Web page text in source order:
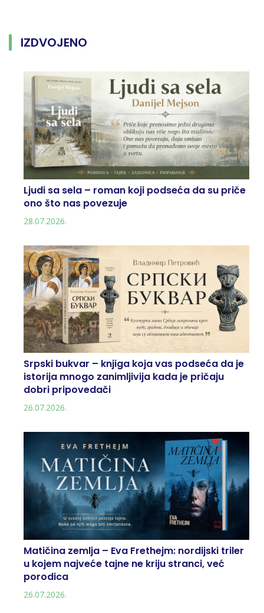
IZDVOJENO
Ljudi sa sela – roman koji podseća da su priče
ono što nas povezuje
28.07.2026.
Srpski bukvar – knjiga koja vas podseća da je
istorija mnogo zanimljivija kada je pričaju
dobri pripovedači
26.07.2026.
Matičina zemlja – Eva Frethejm: nordijski triler
u kojem najveće tajne ne kriju stranci, već
porodica
26.07.2026.